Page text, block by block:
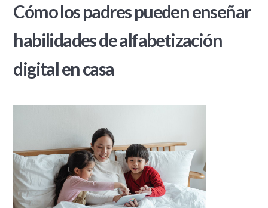
Cómo los padres pueden enseñar
habilidades de alfabetización
digital en casa